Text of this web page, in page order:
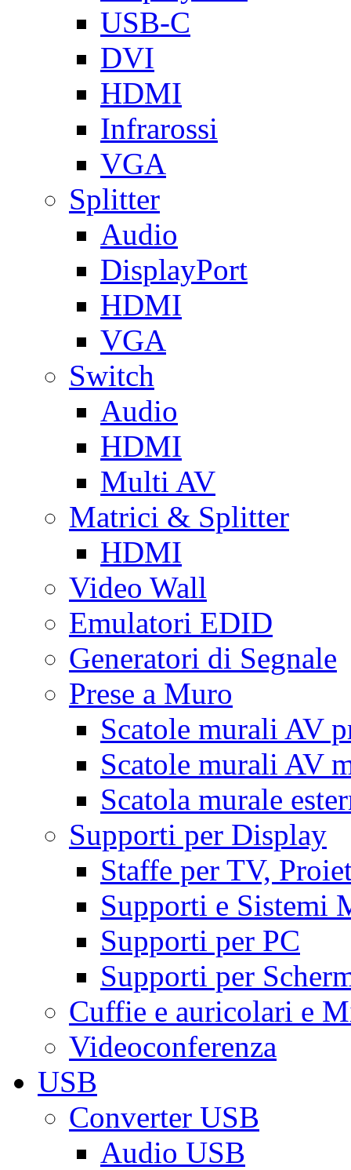
USB-C
DVI
HDMI
Infrarossi
VGA
Splitter
Audio
DisplayPort
HDMI
VGA
Switch
Audio
HDMI
Multi AV
Matrici & Splitter
HDMI
Video Wall
Emulatori EDID
Generatori di Segnale
Prese a Muro
Scatole murali AV
Scatole murali AV
Scatola murale
Supporti per Display
Staffe per TV,
Supporti e Sistemi
Supporti per PC
Supporti per
Cuffie e auricolari e
Videoconferenza
USB
Converter USB
Audio USB